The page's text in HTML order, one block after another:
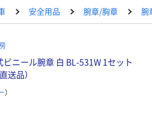
安全用品 腕章/胸章 腕
ニール腕章 白 BL-531W 1セット
送品）
）